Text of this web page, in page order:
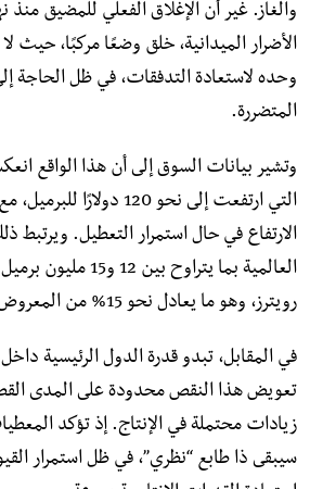
والغاز. غير أن الإغلاق الفعلي للمضيق منذ
الأضرار الميدانية، خلق وضعًا مركبًا، حيث
وحده لاستعادة التدفقات، في ظل الحاجة
المتضررة.
وتشير بيانات السوق إلى أن هذا الواقع
التي ارتفعت إلى نحو 120
الارتفاع في حال استمرار التعطيل. ويرتبط
العالمية بما يتراوح
رويترز، وهو ما يعادل نحو 15% من المعروض العالمي.
في المقابل، تبدو قدرة الدول الرئيسية
تعويض هذا النقص محدودة على المدى
زيادات محتملة في الإنتاج. إذ تؤكد
سيبقى ذا طابع “نظري”، في ظل استمرار